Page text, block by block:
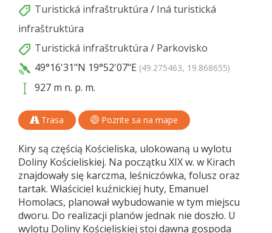
Turistická infraštruktúra / Iná turistická
infraštruktúra
Turistická infraštruktúra / Parkovisko
49°16'31"N 19°52'07"E (49.275463, 19.868655)
927 m n. p. m.
Trasa Pozrite sa na mape
Kiry są częścią Kościeliska, ulokowaną u wylotu
Doliny Kościeliskiej. Na początku XIX w. w Kirach
znajdowały się karczma, leśniczówka, folusz oraz
tartak. Właściciel kuźnickiej huty, Emanuel
Homolacs, planował wybudowanie w tym miejscu
dworu. Do realizacji planów jednak nie doszło. U
wylotu Doliny Kościeliskiej stoi dawna gospoda